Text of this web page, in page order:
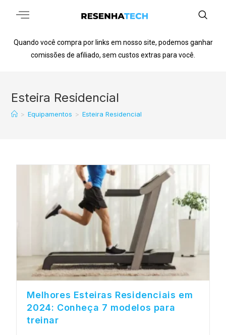
Quando você compra por links em nosso site, podemos ganhar
comissões de afiliado, sem custos extras para você.
Esteira Residencial
> Equipamentos > Esteira Residencial
Melhores Esteiras Residenciais em
2024: Conheça 7 modelos para
treinar